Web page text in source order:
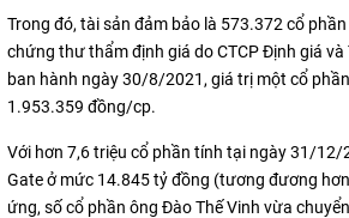
Trong đó, tài sản đảm bảo là 573.372 cổ
chứng thư thẩm định giá do CTCP Định giá
ban hành ngày 30/8/2021, giá trị một cổ
1.953.359 đồng/cp.
Với hơn 7,6 triệu cổ phần tính tại ngày 31/12/
Gate ở mức 14.845 tỷ đồng (tương đương
ứng, số cổ phần ông Đào Thế Vinh vừa